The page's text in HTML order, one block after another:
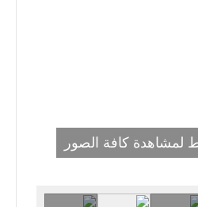
لمشاهدة كافة الصور